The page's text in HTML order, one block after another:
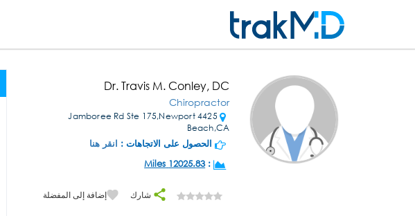
Dr. Travis M. Conley, DC
Chiropractor
4425 Jamboree Rd Ste 175,Newport
Beach,CA
الحصول على الاتجاهات : انقر هنا
:
12025.83 Miles
شارك إضافة إلى المفضلة